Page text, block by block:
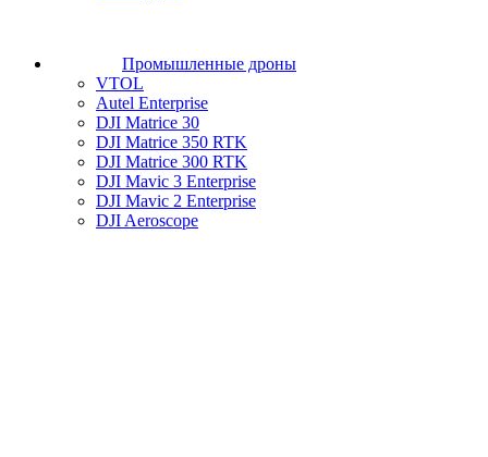
Промышленные дроны
VTOL
Autel Enterprise
DJI Matrice 30
DJI Matrice 350 RTK
DJI Matrice 300 RTK
DJI Mavic 3 Enterprise
DJI Mavic 2 Enterprise
DJI Aeroscope